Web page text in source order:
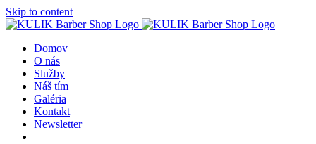
Skip to content
Domov
O nás
Služby
Náš tím
Galéria
Kontakt
Newsletter